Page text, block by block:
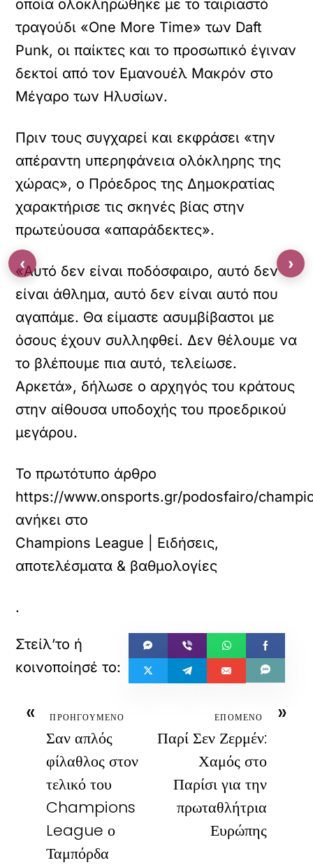
οποία ολοκληρώθηκε με το ταιριαστό
τραγούδι «One More Time» των Daft
Punk, οι παίκτες και το προσωπικό έγιναν
δεκτοί από τον Εμανουέλ Μακρόν στο
Μέγαρο των Ηλυσίων.
Πριν τους συγχαρεί και εκφράσει «την
απέραντη υπερηφάνεια ολόκληρης της
χώρας», ο Πρόεδρος της Δημοκρατίας
χαρακτήρισε τις σκηνές βίας στην
πρωτεύουσα «απαράδεκτες».
«Αυτό δεν είναι ποδόσφαιρο, αυτό δεν
είναι άθλημα, αυτό δεν είναι αυτό που
αγαπάμε. Θα είμαστε ασυμβίβαστοι με
όσους έχουν συλληφθεί. Δεν θέλουμε να
το βλέπουμε πια αυτό, τελείωσε.
Αρκετά», δήλωσε ο αρχηγός του κράτους
στην αίθουσα υποδοχής του προεδρικού
μεγάρου.
Το πρωτότυπο άρθρο
https://www.onsports.gr/podosfairo/
ανήκει στο
Champions League | Ειδήσεις,
αποτελέσματα & βαθμολογίες
.
« ΠΡΟΗΓΟΥΜΕΝΟ
Σαν απλός
φίλαθλος στον
τελικό του
Champions
League ο
Ταμπόρδα
»
ΕΠΟΜΕΝΟ
Παρί Σεν Ζερμέν:
Χαμός στο
Παρίσι για την
πρωταθλήτρια
Ευρώπης
‹ ›